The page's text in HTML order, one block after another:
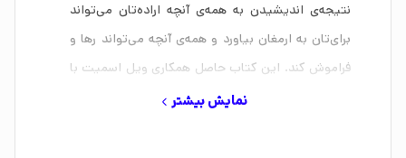
نتیجه‌ی اندیشیدن به همه‌ی آن‎چه اراده‌تان می‌تواند
برای‌تان به ارمغان بیاورد و همه‌ی آن‎چه می‌تواند رها و
فراموش کند. این کتاب حاصل همکاری ویل اسمیت با
مارک منسن ـ نویسنده‌ی کتاب‎های اوضاع خیلی خرابنمایش بیشتر